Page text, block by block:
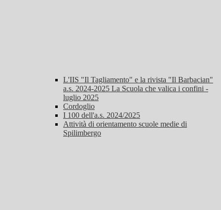
L'IIS "Il Tagliamento" e la rivista "Il Barbacian"
a.s. 2024-2025 La Scuola che valica i confini -
luglio 2025
Cordoglio
I 100 dell'a.s. 2024/2025
Attività di orientamento scuole medie di
Spilimbergo